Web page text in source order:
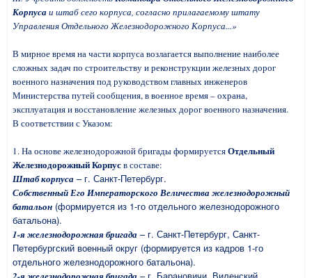
Корпусаи штаб сего корпуса, согласно прилагаемому штату
Управления Отдельного Железнодорожного Корпуса...»
В мирное время на части корпуса возлагается выполнение наиболее
сложных задач по строительству и реконструкции железных дорог
военного назначения под руководством главных инженеров
Министерства путей сообщения, в военное время – охрана,
эксплуатация и восстановление железных дорог военного назначения.
В соответствии с Указом:
1. На основе железнодорожной бригады формируетсяОтдельный
Железнодорожный Корпусв составе:
Штаб корпуса – г. Санкт-Петербург.
Собственный Его Императорского Величества железнодорожный
батальон (формируется из 1-го отдельного железнодорожного
батальона).
1-я железнодорожная бригада – г. Санкт-Петербург, Санкт-
Петербургский военный округ (формируется из кадров 1-го
отдельного железнодорожного батальона).